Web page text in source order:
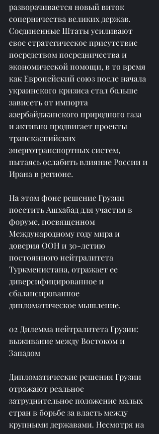
разворачивается новый виток
соперничества великих держав.
Соединенные Штаты усиливают
свое стратегическое присутствие
посредством посредничества и
экономической помощи, в то время
как Европейский союз после начала
украинского кризиса стал больше
зависеть от импорта
азербайджанского природного газа
и активно продвигает проекты
транскаспийских
энерготранспортных систем,
пытаясь ослабить влияние России и
Ирана в регионе.
На этом фоне решение Грузии
посетить Ашхабад для участия в
форуме, посвященном
Международному году мира и
доверия ООН и 30-летию
постоянного нейтралитета
Туркменистана, отражает ее
диверсифицированное и
сбалансированное
дипломатическое мышление.
02 Дилемма нейтралитета Грузии:
выживание между Востоком и
Западом
Дипломатические решения Грузии
отражают реальное
затруднительное положение малых
стран в борьбе за власть между
крупными державами. Несмотря на